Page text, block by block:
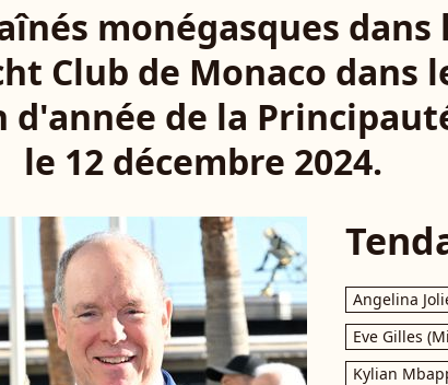
monégasques
Club de Monaco dans
de la
le 12 décembre 2024.
Angelina
Eve Gilles
Kylian